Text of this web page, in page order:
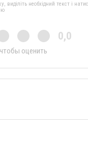
необхідний текст і
0,0
оценить